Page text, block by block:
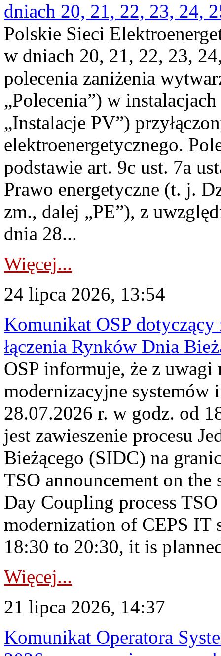
dniach 20, 21, 22, 23, 24,
Polskie Sieci
w dniach 20, 21, 22, 23,
polecenia zaniżenia
„Polecenia”) w
„Instalacje PV”)
elektroenergetycznego.
podstawie art. 9c ust. 7a
Prawo energetyczne (t. j.
zm., dalej „PE”), z
dnia 28...
Więcej...
24 lipca 2026, 13:54
Komunikat OSP dotyczący
łączenia Rynków Dnia
OSP informuje, że z uwagi
modernizacyjne
28.07.2026 r. w godz. od
jest zawieszenie procesu
Bieżącego (SIDC) na
TSO announcement on
Day Coupling process
modernization of CEPS IT
18:30 to 20:30, it is
Więcej...
21 lipca 2026, 14:37
Komunikat Operatora